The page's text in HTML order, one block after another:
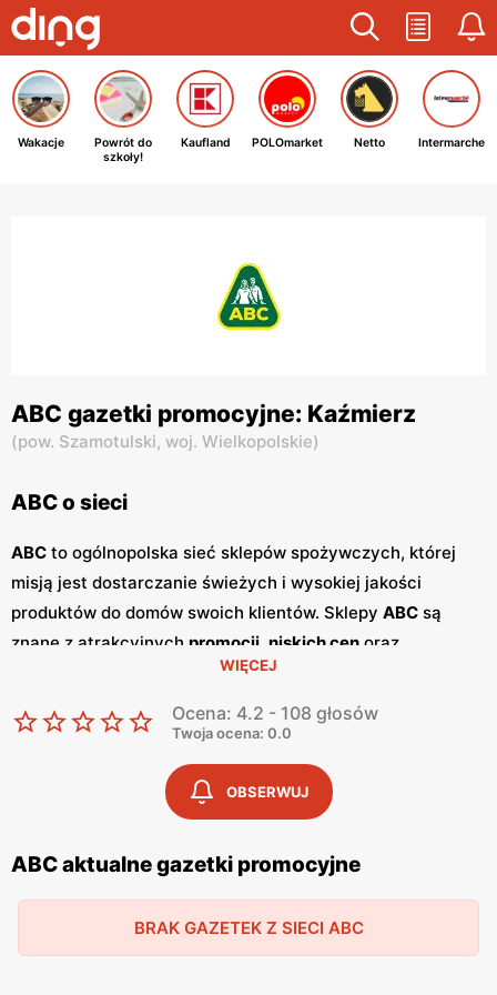
Wakacje
Powrót do
szkoły!
Kaufland POLOmarket Netto Intermarche
ABC gazetki promocyjne: Kaźmierz
(pow. Szamotulski, woj. Wielkopolskie)
ABC o sieci
ABC to ogólnopolska sieć sklepów spożywczych, której
misją jest dostarczanie świeżych i wysokiej jakości
produktów do domów swoich klientów. Sklepy ABC są
znane z atrakcyjnych promocji niskich cen oraz
szerokiego asortymentu, który zaspokaja potrzeby całej
rodziny. Dzięki przyjaznej obsłudze i lokalnym sklepom,
ABC stało się ulubionym miejscem zakupów dla wielu
regularnie publikuje
, w których prezentowane są najlepsze oferty
oraz nowości produktowe.Gazetkite ukazują się kilka razy
w miesiącu, umożliwiając klientom śledzenie najnowszych
okazji i planowanie zakupów z wyprzedzeniem. Dostępne
wersji online na stronie internetowej sieci. Jednym z
WIĘCEJ
Ocena: 4.2 - 108 głosów
Twoja ocena: 0.0
OBSERWUJ
ABC aktualne gazetki promocyjne
BRAK GAZETEK Z SIECI ABC